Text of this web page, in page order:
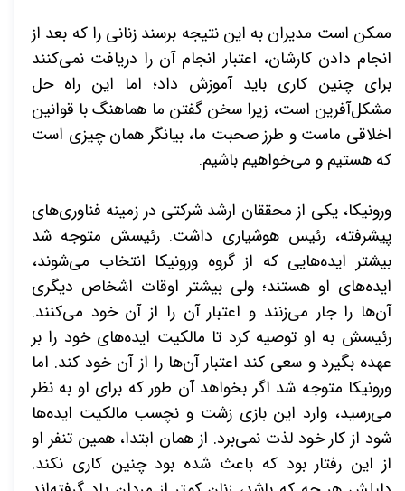
ممکن است مدیران به این نتیجه برسند زنانی را که بعد از
انجام دادن کارشان، اعتبار انجام آن را دریافت نمی‌کنند
برای چنین کاری باید آموزش داد؛ اما این راه حل
مشکل‌آفرین است، زیرا سخن گفتن ما هماهنگ با قوانین
اخلاقی ماست و طرز صحبت ما، بیانگر همان چیزی است
که هستیم و می‌خواهیم باشیم.
ورونیکا، یکی از محققان ارشد شرکتی در زمینه فناوری‌های
پیشرفته، رئیس هوشیاری داشت. رئیسش متوجه شد
بیشتر ایده‌هایی که از گروه ورونیکا انتخاب می‌شوند،
ایده‌های او هستند؛ ولی بیشتر اوقات اشخاص دیگری
آن‌ها را جار می‌زنند و اعتبار آن را از آن خود می‌کنند.
رئیسش به او توصیه کرد تا مالکیت ایده‌های خود را بر
عهده بگیرد و سعی کند اعتبار آن‌ها را از آن خود کند. اما
ورونیکا متوجه شد اگر بخواهد آن طور که برای او به نظر
می‌رسید، وارد این بازی زشت و نچسب مالکیت ایده‌ها
شود از کار خود لذت نمی‌برد. از همان ابتدا، همین تنفر او
از این رفتار بود که باعث شده بود چنین کاری نکند.